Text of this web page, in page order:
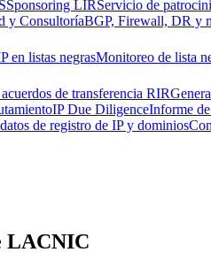
Sponsoring LIRServicio de
y ConsultoríaBGP, Firewall, DR y
en listas negrasMonitoreo de lista
de transferencia RIR
IP Due DiligenceInforme
de registro de IP y dominios
LACNIC